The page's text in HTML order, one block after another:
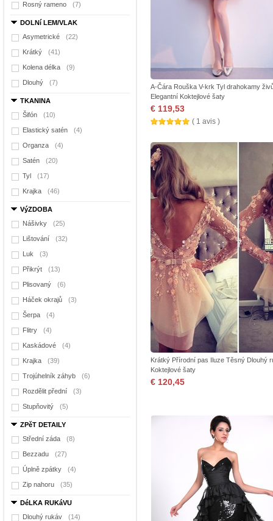
Rosný rameno (7)
DOLNí LEM/VLAK
Asymetrické
(22)
Krátký (41)
Kolena délka (9)
Dlouhý (7)
TKANINA
Šifón
(10)
Elastický satén (4)
Organza (4)
Satén (20)
Tyl (17)
Krajka (46)
VýZDOBA
Nášivky
(25)
Lištování (32)
Luk (3)
Přikrýt (13)
Plisovaný (6)
Háček okrajů (3)
Šerpa (4)
Flitry (4)
Kaskádové (4)
Krajka (39)
Trojúhelník záhyb (6)
Rozdělit přední (3)
Stupňovitý (5)
ZPěT DETAILY
Střední záda
(8)
Bezzadu (27)
Úplně zpátky (4)
Zip nahoru (35)
DéLKA RUKáVU
Dlouhý rukáv
(14)
A-Čára Rouška V-krk Tyl drahokamy
Elegantní Koktejlové šaty
€ 119,53
( 1 avis )
Krátký Přírodní pas Iluze Těsný Dlouhý
Koktejlové šaty
€ 120,45